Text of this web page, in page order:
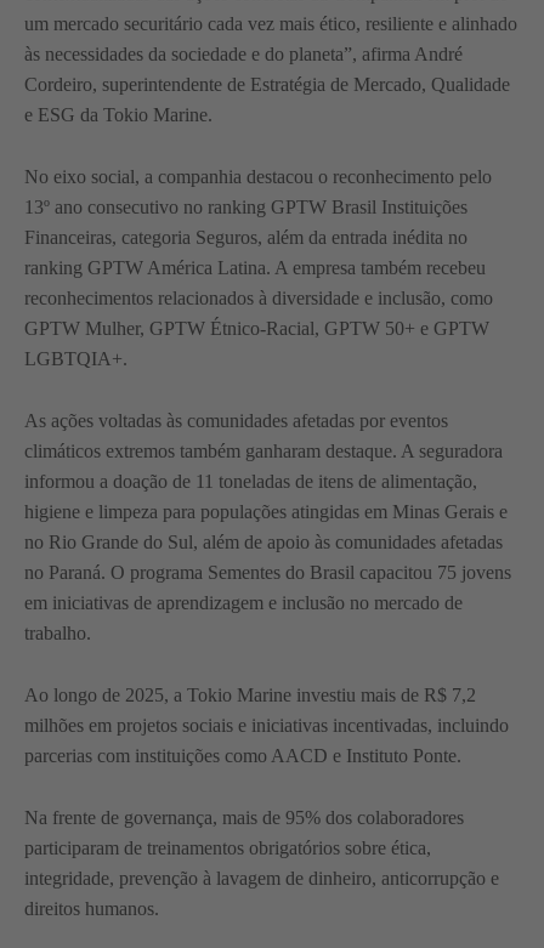
um mercado securitário cada vez mais ético, resiliente e alinhado
às necessidades da sociedade e do planeta”, afirma André
Cordeiro, superintendente de Estratégia de Mercado, Qualidade
e ESG da Tokio Marine.
No eixo social, a companhia destacou o reconhecimento pelo
13º ano consecutivo no ranking GPTW Brasil Instituições
Financeiras, categoria Seguros, além da entrada inédita no
ranking GPTW América Latina. A empresa também recebeu
reconhecimentos relacionados à diversidade e inclusão, como
GPTW Mulher, GPTW Étnico-Racial, GPTW 50+ e GPTW
LGBTQIA+.
As ações voltadas às comunidades afetadas por eventos
climáticos extremos também ganharam destaque. A seguradora
informou a doação de 11 toneladas de itens de alimentação,
higiene e limpeza para populações atingidas em Minas Gerais e
no Rio Grande do Sul, além de apoio às comunidades afetadas
no Paraná. O programa Sementes do Brasil capacitou 75 jovens
em iniciativas de aprendizagem e inclusão no mercado de
trabalho.
Ao longo de 2025, a Tokio Marine investiu mais de R$ 7,2
milhões em projetos sociais e iniciativas incentivadas, incluindo
parcerias com instituições como AACD e Instituto Ponte.
Na frente de governança, mais de 95% dos colaboradores
participaram de treinamentos obrigatórios sobre ética,
integridade, prevenção à lavagem de dinheiro, anticorrupção e
direitos humanos.